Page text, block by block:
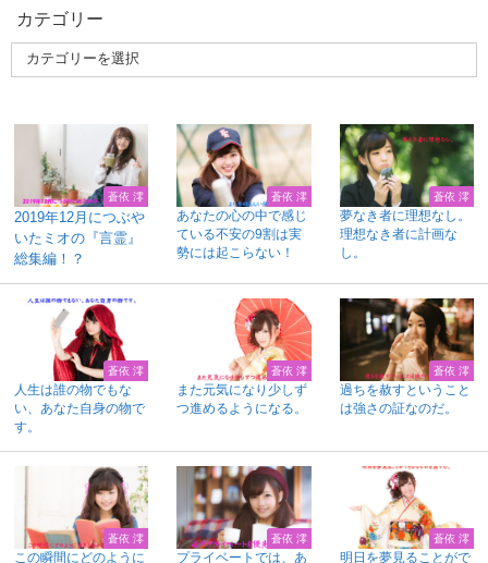
カテゴリー
蒼依 澪
2019年12月につぶや
いたミオの『言霊』
総集編！？
蒼依 澪
あなたの心の中で感じ
ている不安の9割は実
勢には起こらない！
蒼依 澪
夢なき者に理想なし。
理想なき者に計画な
し。
蒼依 澪
人生は誰の物でもな
い、あなた自身の物で
す。
蒼依 澪
また元気になり少しず
つ進めるようになる。
蒼依 澪
過ちを赦すということ
は強さの証なのだ。
蒼依 澪
この瞬間にどのように
蒼依 澪
プライベートでは、あ
蒼依 澪
明日を夢見ることがで